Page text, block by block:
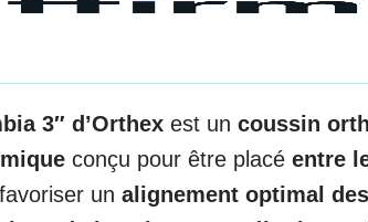
3″ d’Orthex est un coussin
conçu pour être placé entre
un alignement optimal